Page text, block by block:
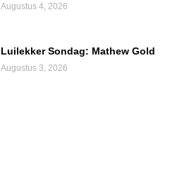
Augustus 4, 2026
Luilekker Sondag: Mathew Gold
Augustus 3, 2026